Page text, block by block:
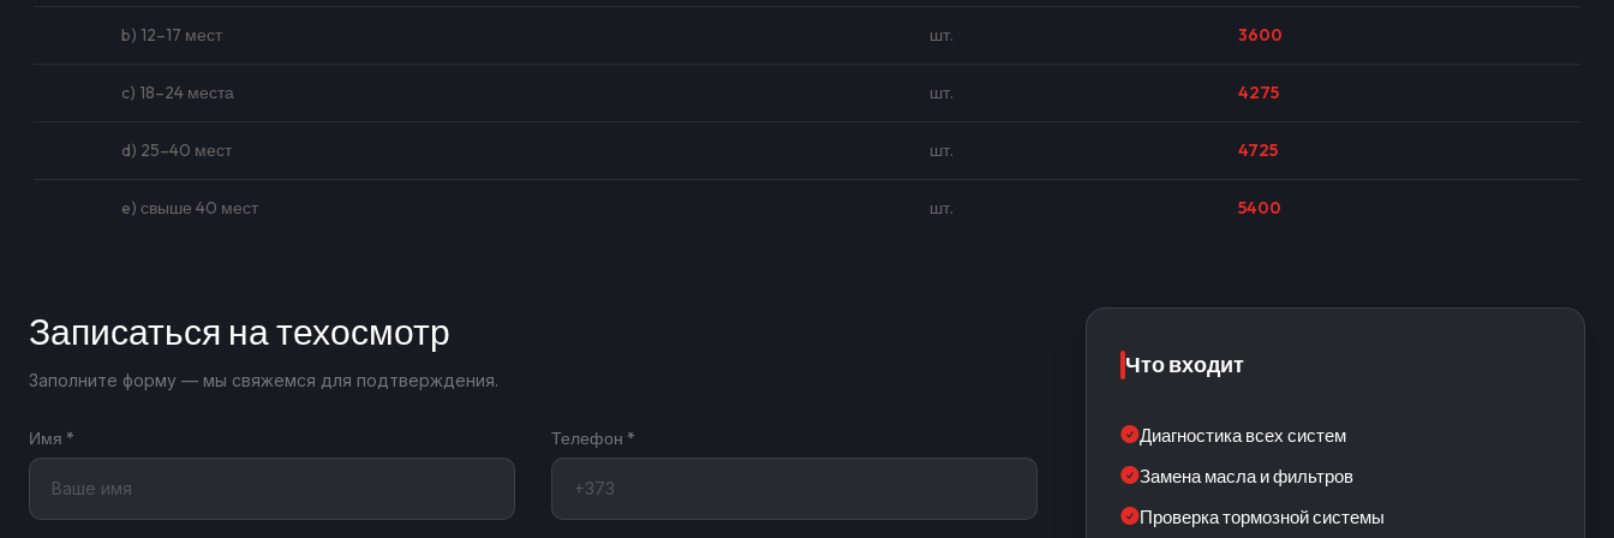
b) 12–17 мест шт. 3600
c) 18–24 места шт. 4275
d) 25–40 мест шт. 4725
e) свыше 40 мест шт. 5400
Записаться на техосмотр
Заполните форму — мы свяжемся для подтверждения.
Имя * Телефон *
Что входит
Диагностика всех систем
Замена масла и фильтров
Проверка тормозной системы